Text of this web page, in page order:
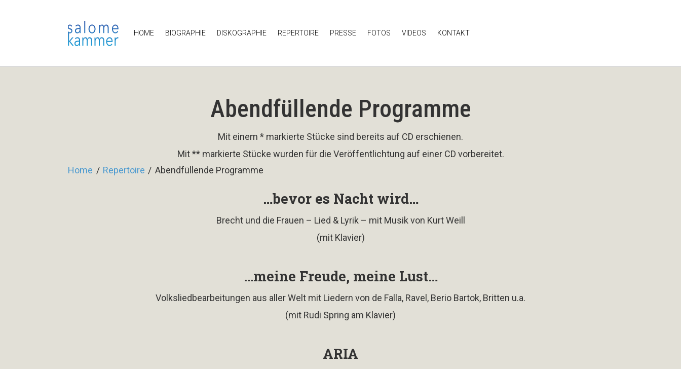
HOME BIOGRAPHIE DISKOGRAPHIE REPERTOIRE PRESSE FOTOS VIDEOS KONTAKT
Abendfüllende Programme
Mit einem * markierte Stücke sind bereits auf CD erschienen.
Mit ** markierte Stücke wurden für die Veröffentlichtung auf einer CD vorbereitet.
Home / Repertoire / Abendfüllende Programme
…bevor es Nacht wird…
Brecht und die Frauen – Lied & Lyrik – mit Musik von Kurt Weill
(mit Klavier)
…meine Freude, meine Lust…
Volksliedbearbeitungen aus aller Welt mit Liedern von de Falla, Ravel, Berio Bartok, Britten u.a.
(mit Rudi Spring am Klavier)
ARIA